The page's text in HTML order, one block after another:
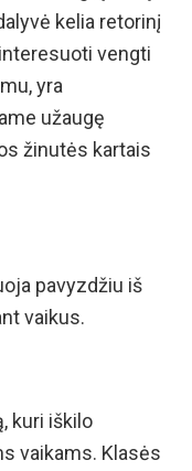
kelia retorinį
vengti
yra
užaugę
žinutės kartais
pavyzdžiu iš
vaikus.
kuri iškilo
vaikams. Klasės